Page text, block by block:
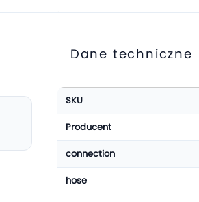
Dane techniczne
More
Information
SKU
Producent
connection
hose